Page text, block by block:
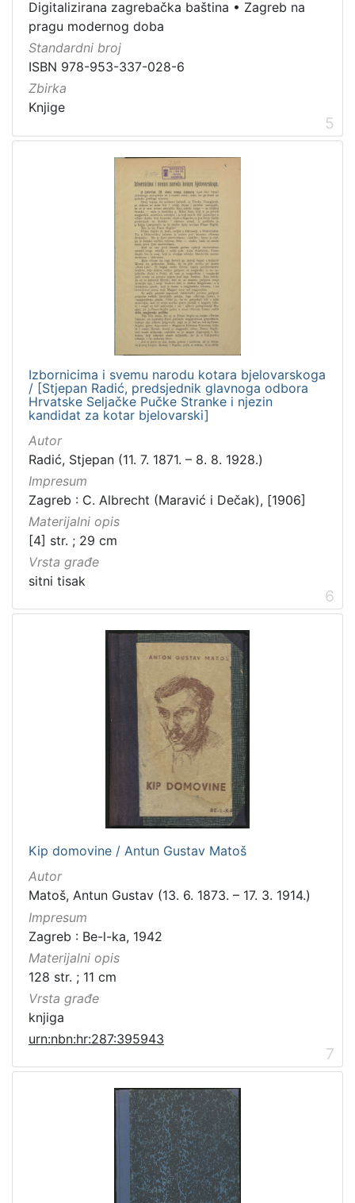
Digitalizirana zagrebačka baština • Zagreb na
pragu modernog doba
Standardni broj
ISBN 978-953-337-028-6
Zbirka
Knjige
5
Izbornicima i svemu narodu kotara bjelovarskoga
/ [Stjepan Radić, predsjednik glavnoga odbora
Hrvatske Seljačke Pučke Stranke i njezin
kandidat za kotar bjelovarski]
Autor
Radić, Stjepan (11. 7. 1871. – 8. 8. 1928.)
Impresum
Zagreb : C. Albrecht (Maravić i Dečak), [1906]
Materijalni opis
[4] str. ; 29 cm
Vrsta građe
sitni tisak
6
Kip domovine / Antun Gustav Matoš
Autor
Matoš, Antun Gustav (13. 6. 1873. – 17. 3. 1914.)
Impresum
Zagreb : Be-l-ka, 1942
Materijalni opis
128 str. ; 11 cm
Vrsta građe
knjiga
urn:nbn:hr:287:395943
7